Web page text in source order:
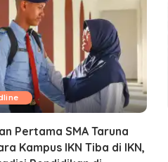
Pertama SMA Taruna
Kampus IKN Tiba di IKN,